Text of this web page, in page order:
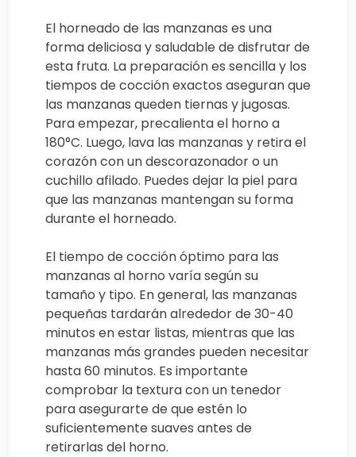
El horneado de las manzanas es una
forma deliciosa y saludable de disfrutar de
esta fruta. La preparación es sencilla y los
tiempos de cocción exactos aseguran que
las manzanas queden tiernas y jugosas.
Para empezar, precalienta el horno a
180°C. Luego, lava las manzanas y retira el
corazón con un descorazonador o un
cuchillo afilado. Puedes dejar la piel para
que las manzanas mantengan su forma
durante el horneado.
El tiempo de cocción óptimo para las
manzanas al horno varía según su
tamaño y tipo. En general, las manzanas
pequeñas tardarán alrededor de 30-40
minutos en estar listas, mientras que las
manzanas más grandes pueden necesitar
hasta 60 minutos. Es importante
comprobar la textura con un tenedor
para asegurarte de que estén lo
suficientemente suaves antes de
retirarlas del horno.